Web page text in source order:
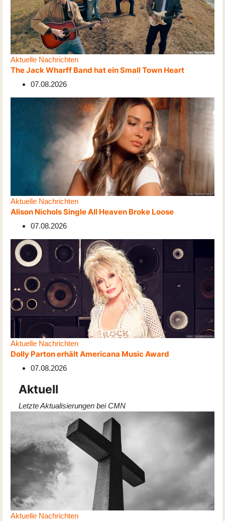
Aktuelle Nachrichten
The Jack Wharff Band hat ein Small Town Heart
07.08.2026
Aktuelle Nachrichten
Alison Nichols Single All Heaven Broke Loose
07.08.2026
Aktuelle Nachrichten
Dolly Parton erhält Americana Music Award
07.08.2026
Aktuell
Letzte Aktualisierungen bei CMN
Aktuelle Nachrichten